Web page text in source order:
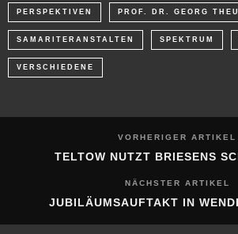
PERSPEKTIVEN PROF. DR. GEORG
SAMARITERANSTALTEN SPEKTRUM
VERSCHIEDENE
VORHERIGER ARTIKEL
TELTOW NUTZT BRIESENS
NÄCHSTER ARTIKEL
JUBILÄUMSAUFTAKT IN